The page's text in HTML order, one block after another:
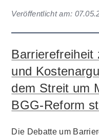
Veröffentlicht am:
Barrierefreiheit
und
dem Streit um
BGG-Reform
Die Debatte um